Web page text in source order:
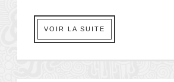
VOIR LA SUITE